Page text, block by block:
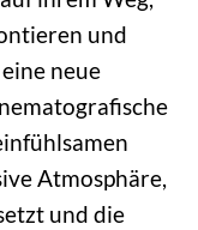
und
neue
Atmosphäre,
und die